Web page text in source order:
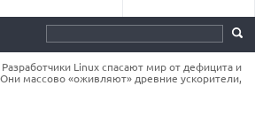
Разработчики Linux спасают мир от дефицита и
массово «оживляют» древние ускорители,